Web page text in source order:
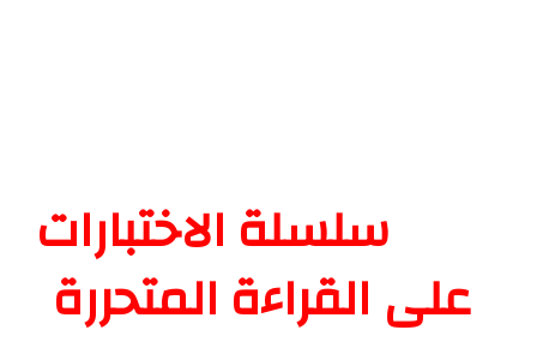
سلسلة الاختبارات
على القراءة المتحررة